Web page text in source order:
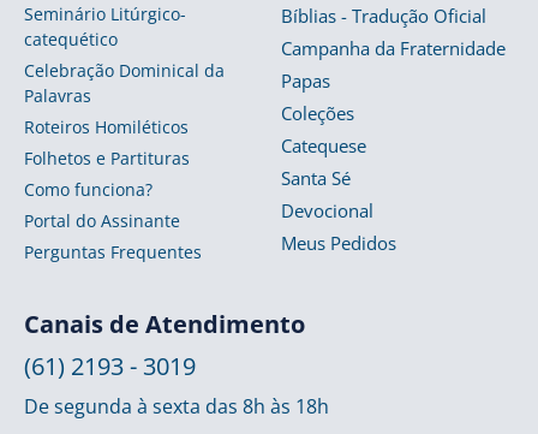
Seminário Litúrgico-
catequético
Celebração Dominical da
Palavras
Roteiros Homiléticos
Folhetos e Partituras
Como funciona?
Portal do Assinante
Perguntas Frequentes
Bíblias - Tradução Oficial
Campanha da Fraternidade
Papas
Coleções
Catequese
Santa Sé
Devocional
Meus Pedidos
Canais de Atendimento
(61) 2193 - 3019
De segunda à sexta das 8h às 18h